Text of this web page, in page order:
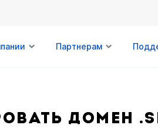
Партнерам
домен